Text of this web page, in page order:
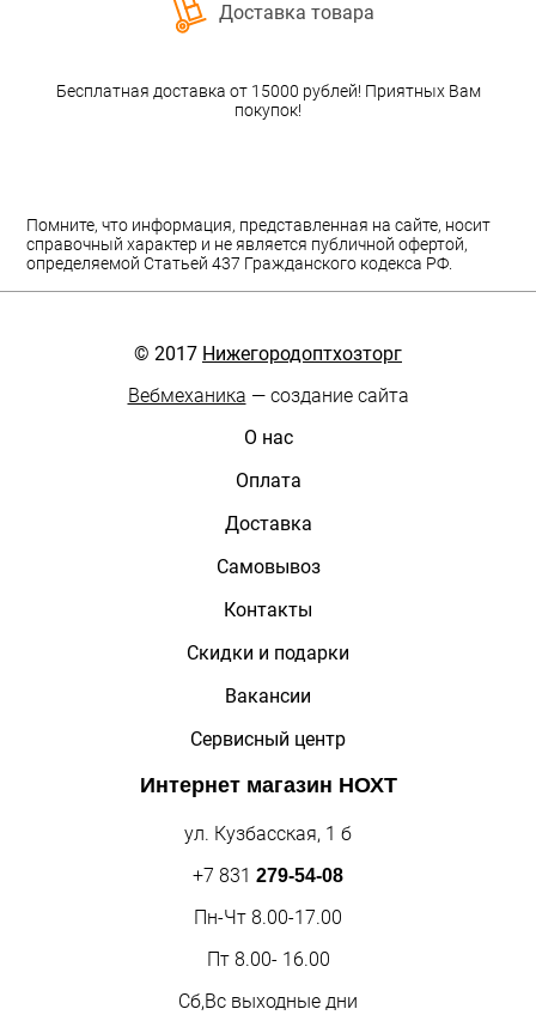
Доставка товара
Бесплатная доставка от 15000 рублей! Приятных Вам
покупок!
Помните, что информация, представленная на сайте, носит
справочный характер и не является публичной офертой,
определяемой Статьей 437 Гражданского кодекса РФ.
© 2017 Нижегородоптхозторг
Вебмеханика — создание сайта
О нас
Оплата
Доставка
Самовывоз
Контакты
Скидки и подарки
Вакансии
Сервисный центр
Интернет магазин НОХТ
ул. Кузбасская, 1 б
+7 831 279-54-08
Пн-Чт 8.00-17.00
Пт 8.00- 16.00
Сб,Вс выходные дни